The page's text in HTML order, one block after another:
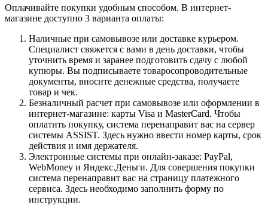
Оплачивайте покупки удобным способом. В интернет-
магазине доступно 3 варианта оплаты:
Наличные при самовывозе или доставке курьером.
Специалист свяжется с вами в день доставки, чтобы
уточнить время и заранее подготовить сдачу с любой
купюры. Вы подписываете товаросопроводительные
документы, вносите денежные средства, получаете
товар и чек.
Безналичный расчет при самовывозе или оформлении в
интернет-магазине: карты Visa и MasterCard. Чтобы
оплатить покупку, система перенаправит вас на сервер
системы ASSIST. Здесь нужно ввести номер карты, срок
действия и имя держателя.
Электронные системы при онлайн-заказе: PayPal,
WebMoney и Яндекс.Деньги. Для совершения покупки
система перенаправит вас на страницу платежного
сервиса. Здесь необходимо заполнить форму по
инструкции.